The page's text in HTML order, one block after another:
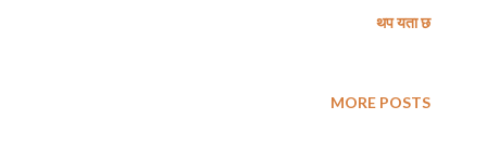
थप यता छ
MORE POSTS